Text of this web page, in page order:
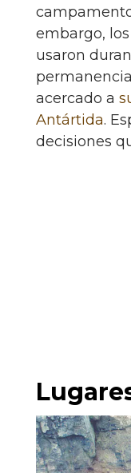
embargo,
usaron
acercado a
Antártida.
decisiones